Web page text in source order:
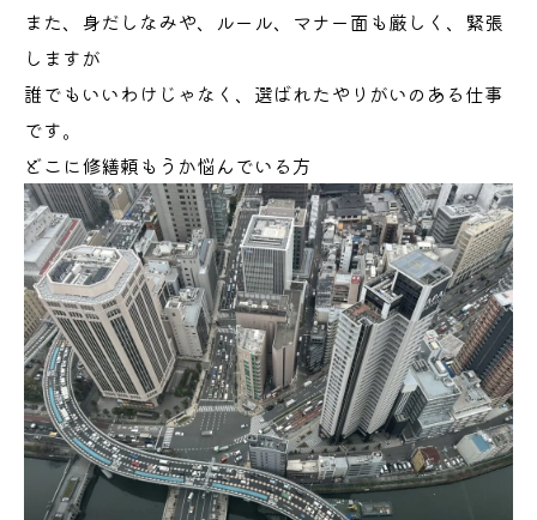
また、身だしなみや、ルール、マナー面も厳しく、緊張
しますが
誰でもいいわけじゃなく、選ばれたやりがいのある仕事
です。
どこに修繕頼もうか悩んでいる方